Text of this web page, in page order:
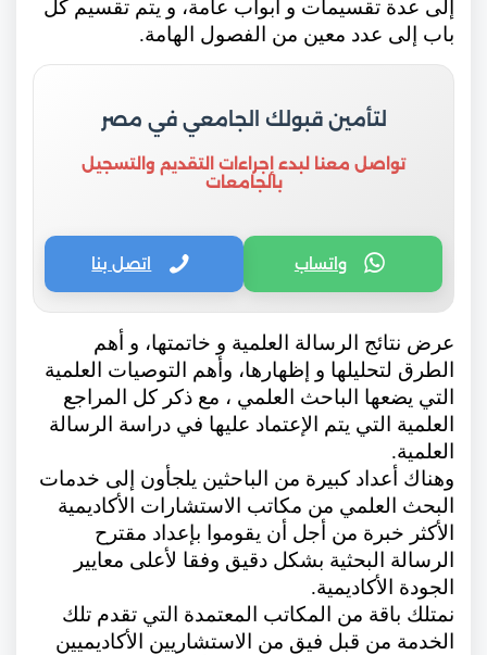
إلى عدة تقسيمات و أبواب عامة، و يتم تقسيم كل
باب إلى عدد معين من الفصول الهامة.
لتأمين قبولك الجامعي في مصر
تواصل معنا لبدء إجراءات التقديم والتسجيل
بالجامعات
واتساب اتصل بنا
عرض نتائج الرسالة العلمية و خاتمتها، و أهم
الطرق لتحليلها و إظهارها، وأهم التوصيات العلمية
التي يضعها الباحث العلمي ، مع ذكر كل المراجع
العلمية التي يتم الإعتماد عليها في دراسة الرسالة
العلمية.
وهناك أعداد كبيرة من الباحثين يلجأون إلى خدمات
البحث العلمي من مكاتب الاستشارات الأكاديمية
الأكثر خبرة من أجل أن يقوموا بإعداد مقترح
الرسالة البحثية بشكل دقيق وفقا لأعلى معايير
الجودة الأكاديمية.
نمتلك باقة من المكاتب المعتمدة التي تقدم تلك
الخدمة من قبل فيق من الاستشاريين الأكاديميين